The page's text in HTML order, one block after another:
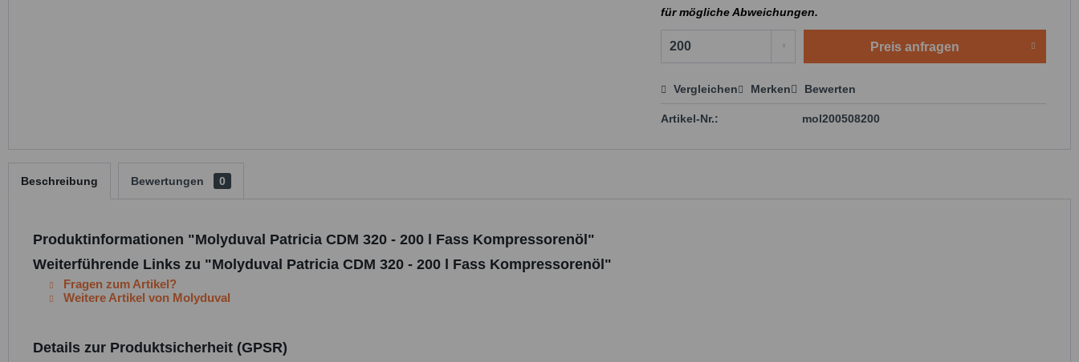
für mögliche Abweichungen.
Preis anfragen
Preis anfragen
Vergleichen Merken Bewerten
Artikel-Nr.: mol200508200
Beschreibung Bewertungen 0
Produktinformationen "Molyduval Patricia CDM 320 - 200 l Fass Kompressorenöl"
Weiterführende Links zu "Molyduval Patricia CDM 320 - 200 l Fass Kompressorenöl"
Fragen zum Artikel?
Weitere Artikel von Molyduval
Details zur Produktsicherheit (GPSR)